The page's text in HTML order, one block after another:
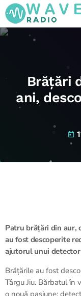
Brățări
ani,
today
Patru brățări din aur,
au fost descoperite
ajutorul unui detector
Brățările au fost
Târgu Jiu. Bărbatul în